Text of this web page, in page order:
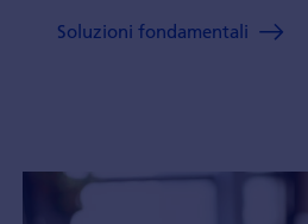
Soluzioni fondamentali